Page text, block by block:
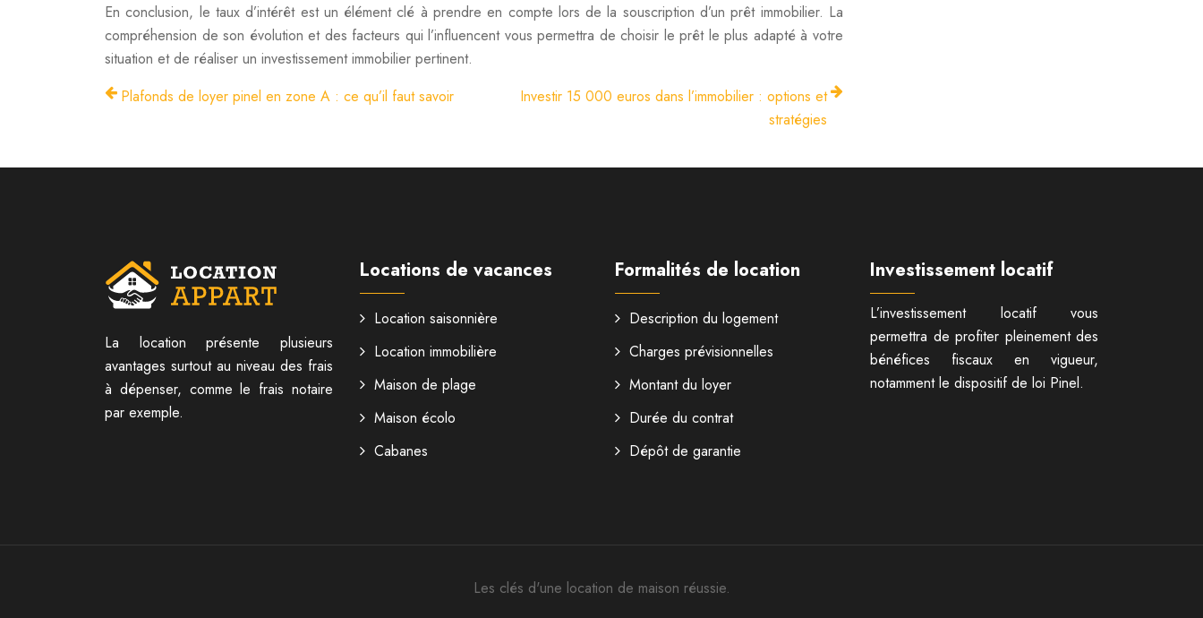
En conclusion, le taux d’intérêt est un élément clé à prendre en compte lors de la souscription d’un prêt immobilier. La
compréhension de son évolution et des facteurs qui l’influencent vous permettra de choisir le prêt le plus adapté à votre
situation et de réaliser un investissement immobilier pertinent.
Plafonds de loyer pinel en zone A : ce qu’il faut savoir
Investir 15 000 euros dans l’immobilier : options et
stratégies
La location présente plusieurs
avantages surtout au niveau des frais
à dépenser, comme le frais notaire
par exemple.
Locations de vacances
Location saisonnière
Location immobilière
Maison de plage
Maison écolo
Cabanes
Formalités de location
Description du logement
Charges prévisionnelles
Montant du loyer
Durée du contrat
Dépôt de garantie
Investissement locatif
L’investissement locatif vous
permettra de profiter pleinement des
bénéfices fiscaux en vigueur,
notamment le dispositif de loi Pinel.
Les clés d'une location de maison réussie.